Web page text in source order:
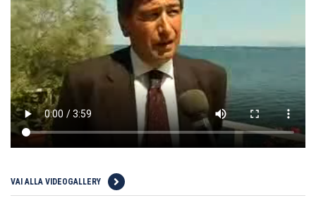
VAI ALLA VIDEOGALLERY